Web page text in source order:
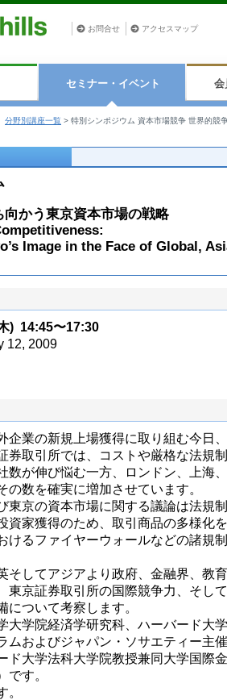
お問合せ アクセスマップ
セミナー・イベント 会
分野別講座一覧 > 特別シンポジウム 資本市場競争 世界的競
かう東京資本市場の戦略
Image in the Face of Global,
) 14:45〜17:30
12, 2009
企業の新規上場獲得に取り組む今日
券取引所では、コストや厳格な法規
数が伸び悩む一方、ロンドン、上海
の数を確実に増加させています。
東京の資本市場に関する議論は法規
資家獲得のため、取引商品の多様化
けるファイヤーウォールなどの諸規
そしてアジアより政府、金融界、教
東京証券取引所の国際競争力、そし
について考察します。
大学院経済学研究科、ハーバード大
ムおよびジャパン・ソサエティー主
ド大学法科大学院教授兼同大学国際
です。
。